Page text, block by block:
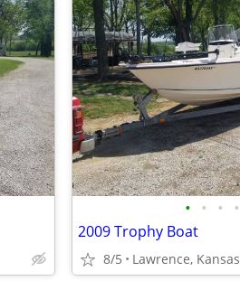
• • • •
2009 Trophy Boat
8/5 Lawrence, Kansas